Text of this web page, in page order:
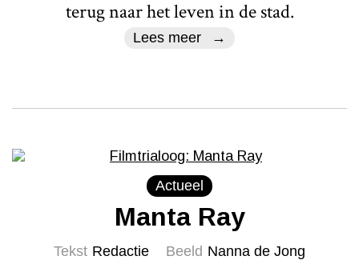
terug naar het leven in de stad.
Lees meer
Actueel
Manta Ray
Tekst Redactie Beeld Nanna de Jong